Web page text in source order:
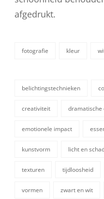
afgedrukt.
categorieën
fotografie kleur
belichtingstechnieken
creativiteit dramatische
emotionele impact
kunstvorm licht en
texturen tijdloosheid
vormen zwart en wit